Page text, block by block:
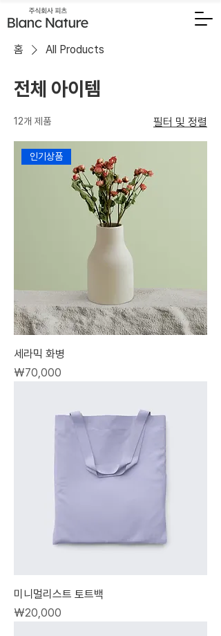
홈 All Products
전체 아이템
12개 제품 필터 및 정렬
인기상품
세라믹 화병
가격
₩70,000
미니멀리스트 토트백
가격
₩20,000